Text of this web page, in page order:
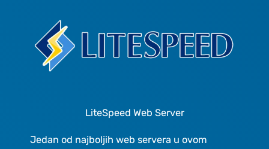
LiteSpeed Web Server
Jedan od najboljih web servera u ovom